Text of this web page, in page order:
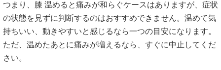
つまり、膝 温めると痛みが和らぐケースはありますが、症状
の状態を見ずに判断するのはおすすめできません。温めて気
持ちいい、動きやすいと感じるなら一つの目安になります。
ただ、温めたあとに痛みが増えるなら、すぐに中止してくだ
さい。